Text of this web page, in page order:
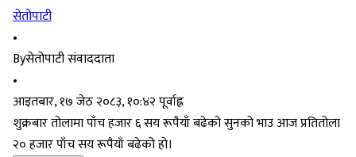
सेतोपाटी
•
Byसेतोपाटी संवाददाता
•
आइतबार, १७ जेठ २०८३, १०:४२ पूर्वाह्न
शुक्रबार तोलामा पाँच हजार ६ सय रूपैयाँ बढेको सुनको भाउ आज प्रतितोला
२० हजार पाँच सय रूपैयाँ बढेको हो।